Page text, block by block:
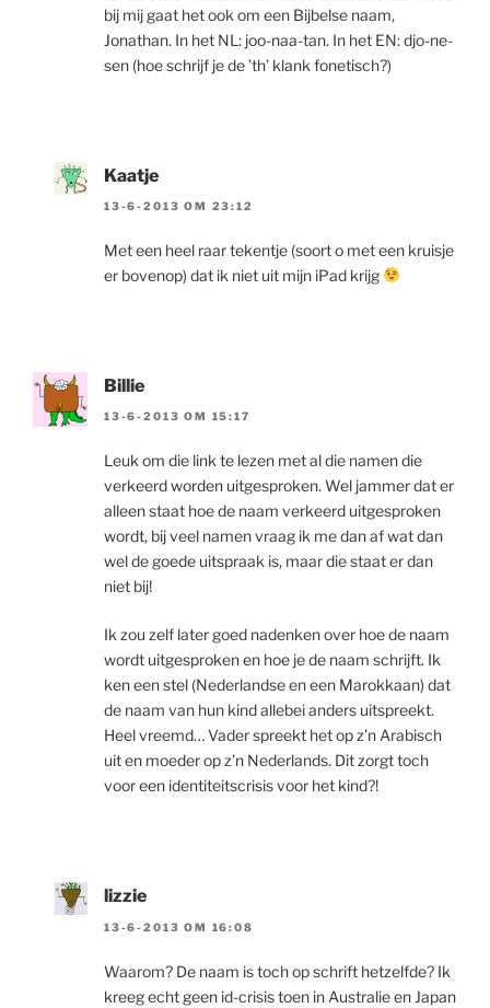
bij mij gaat het ook om een Bijbelse naam,
Jonathan. In het NL: joo-naa-tan. In het EN: djo-ne-
sen (hoe schrijf je de ’th’ klank fonetisch?)
Kaatje
13-6-2013 OM 23:12
Met een heel raar tekentje (soort o met een kruisje
er bovenop) dat ik niet uit mijn iPad krijg
Billie
13-6-2013 OM 15:17
Leuk om die link te lezen met al die namen die
verkeerd worden uitgesproken. Wel jammer dat er
alleen staat hoe de naam verkeerd uitgesproken
wordt, bij veel namen vraag ik me dan af wat dan
wel de goede uitspraak is, maar die staat er dan
niet bij!
Ik zou zelf later goed nadenken over hoe de naam
wordt uitgesproken en hoe je de naam schrijft. Ik
ken een stel (Nederlandse en een Marokkaan) dat
de naam van hun kind allebei anders uitspreekt.
Heel vreemd… Vader spreekt het op z’n Arabisch
uit en moeder op z’n Nederlands. Dit zorgt toch
voor een identiteitscrisis voor het kind?!
lizzie
13-6-2013 OM 16:08
Waarom? De naam is toch op schrift hetzelfde? Ik
kreeg echt geen id-crisis toen in Australie en Japan